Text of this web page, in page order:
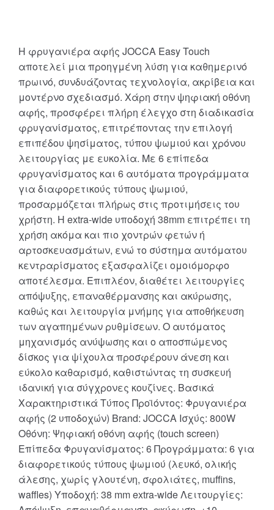
Η φρυγανιέρα αφής JOCCA Easy Touch
αποτελεί μια προηγμένη λύση για καθημερινό
πρωινό, συνδυάζοντας τεχνολογία, ακρίβεια και
μοντέρνο σχεδιασμό. Χάρη στην ψηφιακή οθόνη
αφής, προσφέρει πλήρη έλεγχο στη διαδικασία
φρυγανίσματος, επιτρέποντας την επιλογή
επιπέδου ψησίματος, τύπου ψωμιού και χρόνου
λειτουργίας με ευκολία. Με 6 επίπεδα
φρυγανίσματος και 6 αυτόματα προγράμματα
για διαφορετικούς τύπους ψωμιού,
προσαρμόζεται πλήρως στις προτιμήσεις του
χρήστη. Η extra-wide υποδοχή 38mm επιτρέπει τη
χρήση ακόμα και πιο χοντρών φετών ή
αρτοσκευασμάτων, ενώ το σύστημα αυτόματου
κεντραρίσματος εξασφαλίζει ομοιόμορφο
αποτέλεσμα. Επιπλέον, διαθέτει λειτουργίες
απόψυξης, επαναθέρμανσης και ακύρωσης,
καθώς και λειτουργία μνήμης για αποθήκευση
των αγαπημένων ρυθμίσεων. Ο αυτόματος
μηχανισμός ανύψωσης και ο αποσπώμενος
δίσκος για ψίχουλα προσφέρουν άνεση και
εύκολο καθαρισμό, καθιστώντας τη συσκευή
ιδανική για σύγχρονες κουζίνες. Βασικά
Χαρακτηριστικά Τύπος Προϊόντος: Φρυγανιέρα
αφής (2 υποδοχών) Brand: JOCCA Ισχύς: 800W
Οθόνη: Ψηφιακή οθόνη αφής (touch screen)
Επίπεδα Φρυγανίσματος: 6 Προγράμματα: 6 για
διαφορετικούς τύπους ψωμιού (λευκό, ολικής
άλεσης, χωρίς γλουτένη, σφολιάτες, muffins,
waffles) Υποδοχή: 38 mm extra-wide Λειτουργίες: